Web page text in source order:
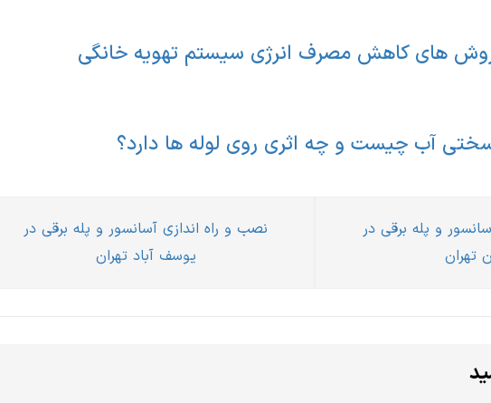
های کاهش مصرف انرژی سیستم تهویه خانگی
آب چیست و چه اثری روی لوله ها دارد؟
و پله برقی در
تهران
Next
نصب و راه اندازی آسانسور و پله برقی در
یوسف آباد تهران